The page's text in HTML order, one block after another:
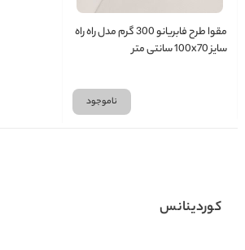
مقوا طرح فابریانو 300 گرم مدل راه راه
سایز 100x70 سانتی متر
ناموجود
کوردینانس